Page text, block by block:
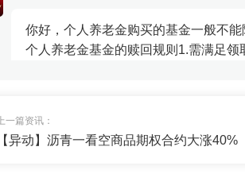
你好，个人养老金购买的基金一般不
个人养老金基金的赎回规则1.需满足
我最近股票亏了，不想全仓冒险了，
上一篇资讯：
【异动】沥青一看空商品期权合约大涨40%